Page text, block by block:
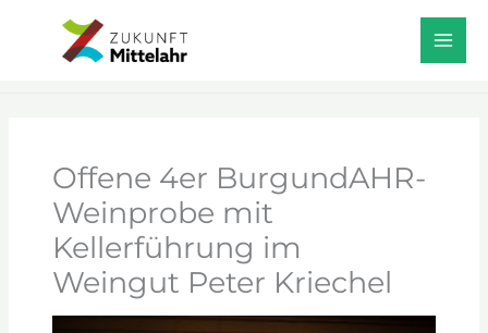
Veranstaltungen
Offene 4er BurgundAHR-Weinprobe mit
Kellerführung im Weingut Peter Kriechel
Offene 4er BurgundAHR-
Weinprobe mit
Kellerführung im
Weingut Peter Kriechel